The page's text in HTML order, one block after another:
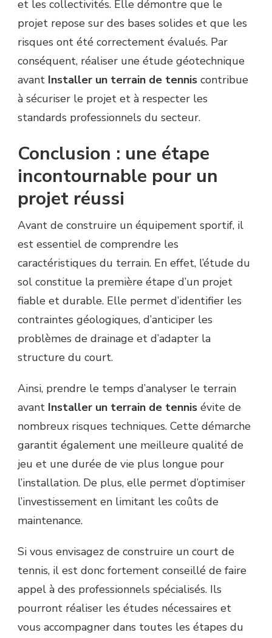
et les collectivités. Elle démontre que le
projet repose sur des bases solides et que les
risques ont été correctement évalués. Par
conséquent, réaliser une étude géotechnique
avant Installer un terrain de tennis contribue
à sécuriser le projet et à respecter les
standards professionnels du secteur.
Conclusion : une étape
incontournable pour un
projet réussi
Avant de construire un équipement sportif, il
est essentiel de comprendre les
caractéristiques du terrain. En effet, l’étude du
sol constitue la première étape d’un projet
fiable et durable. Elle permet d’identifier les
contraintes géologiques, d’anticiper les
problèmes de drainage et d’adapter la
structure du court.
Ainsi, prendre le temps d’analyser le terrain
avant Installer un terrain de tennis évite de
nombreux risques techniques. Cette démarche
garantit également une meilleure qualité de
jeu et une durée de vie plus longue pour
l’installation. De plus, elle permet d’optimiser
l’investissement en limitant les coûts de
maintenance.
Si vous envisagez de construire un court de
tennis, il est donc fortement conseillé de faire
appel à des professionnels spécialisés. Ils
pourront réaliser les études nécessaires et
vous accompagner dans toutes les étapes du